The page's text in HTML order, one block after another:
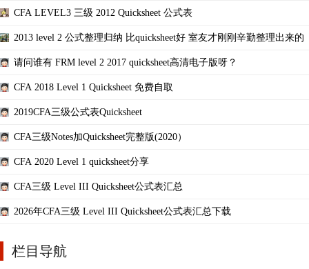
CFA LEVEL3 三级 2012 Quicksheet 公式表
2013 level 2 公式整理归纳 比quicksheet好 室友才刚刚辛勤整理出来的
请问谁有 FRM level 2 2017 quicksheet高清电子版呀？
CFA 2018 Level 1 Quicksheet 免费自取
2019CFA三级公式表Quicksheet
CFA三级Notes加Quicksheet完整版(2020）
CFA 2020 Level 1 quicksheet分享
CFA三级 Level III Quicksheet公式表汇总
2026年CFA三级 Level III Quicksheet公式表汇总下载
栏目导航